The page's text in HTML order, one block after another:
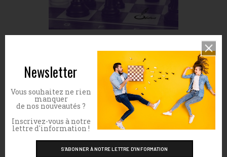
défense
Prix
32,00 €
Newsletter
Vous souhaitez ne rien
manquer
de nos nouveautés ?
Inscrivez-vous à notre
lettre d'information !